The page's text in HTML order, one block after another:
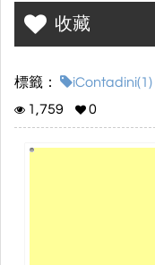
收藏
標籤：
iContadini(1)
1,759
0